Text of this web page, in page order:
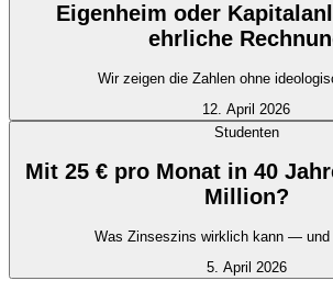
Eigenheim oder
ehrliche
Wir zeigen die Zahlen ohne
12. April 2026
Studenten
Mit 25 € pro Monat in 40
Million?
Was Zinseszins wirklich kann — und
5. April 2026